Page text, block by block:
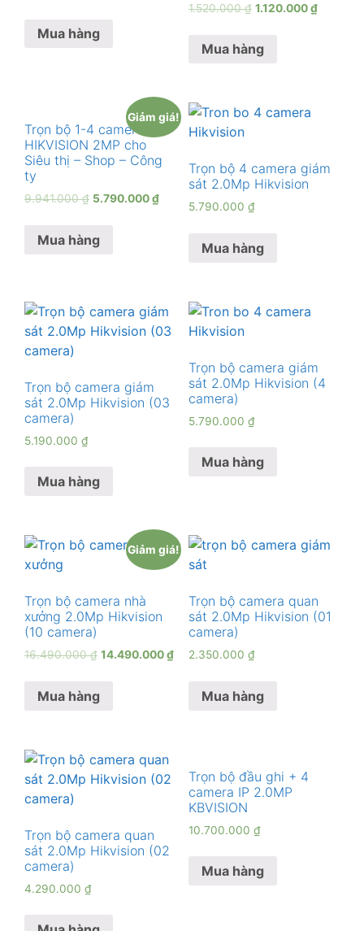
Mua hàng
1.520.000₫ 1.120.000₫
Mua hàng
Giảm giá!
Trọn bộ 1-4 camera
HIKVISION 2MP cho
Siêu thị – Shop – Công
ty
9.941.000₫ 5.790.000₫
Mua hàng
Trọn bộ 4 camera giám
sát 2.0Mp Hikvision
5.790.000 ₫
Mua hàng
Trọn bộ camera giám
sát 2.0Mp Hikvision (03
camera)
5.190.000 ₫
Mua hàng
Trọn bộ camera giám
sát 2.0Mp Hikvision (4
camera)
5.790.000 ₫
Mua hàng
Giảm giá!
Trọn bộ camera nhà
xưởng 2.0Mp Hikvision
(10 camera)
16.490.000₫ 14.490.000₫
Mua hàng
Trọn bộ camera quan
sát 2.0Mp Hikvision (01
camera)
2.350.000 ₫
Mua hàng
Trọn bộ camera quan
sát 2.0Mp Hikvision (02
camera)
4.290.000 ₫
Trọn bộ đầu ghi + 4
camera IP 2.0MP
KBVISION
10.700.000 ₫
Mua hàng